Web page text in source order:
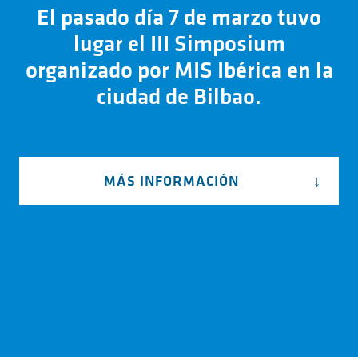
El pasado día 7 de marzo tuvo
lugar el III Simposium
organizado por MIS Ibérica en la
ciudad de Bilbao.
MÁS INFORMACIÓN